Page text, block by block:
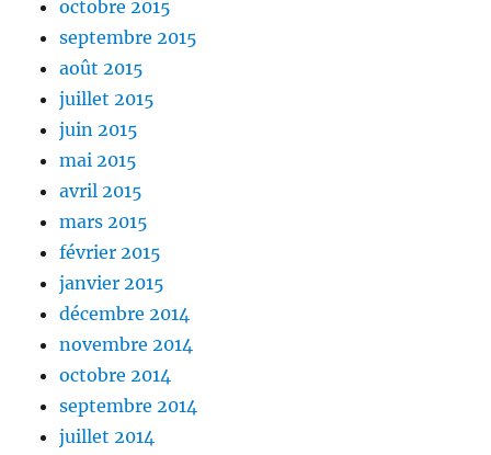
octobre 2015
septembre 2015
août 2015
juillet 2015
juin 2015
mai 2015
avril 2015
mars 2015
février 2015
janvier 2015
décembre 2014
novembre 2014
octobre 2014
septembre 2014
juillet 2014